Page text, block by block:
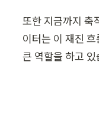
또한 지금까지 축
이터는 이 재진
큰 역할을 하고 있